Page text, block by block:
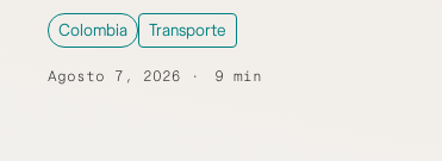
Colombia Transporte
Agosto 7, 2026 9 min